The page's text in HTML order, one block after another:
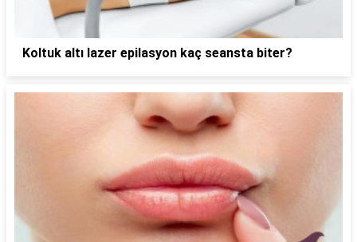
Koltuk altı lazer epilasyon kaç seansta biter?